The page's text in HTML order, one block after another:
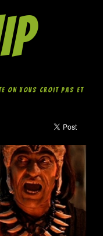
on vous croit pas et